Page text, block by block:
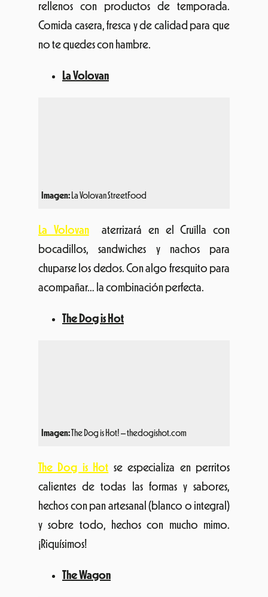
rellenos con productos de temporada.
Comida casera, fresca y de calidad para que
no te quedes con hambre.
La Volovan
Imagen: La Volovan StreetFood
La Volovanaterrizará en el Cruïlla con
bocadillos, sandwiches y nachos para
chuparse los dedos. Con algo fresquito para
acompañar… la combinación perfecta.
The Dog is Hot
Imagen:The Dog is Hot! – thedogishot.com
The Dog is Hot se especializa en perritos
calientes de todas las formas y sabores,
hechos con pan artesanal (blanco o integral)
y sobre todo, hechos con mucho mimo.
¡Riquísimos!
The Wagon